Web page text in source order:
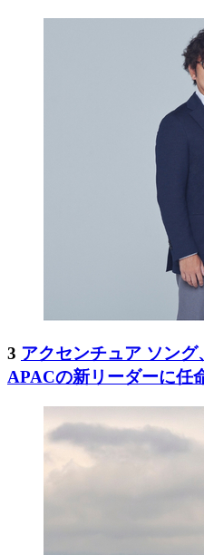
3 アクセンチュア ソン
APACの新リーダーに任